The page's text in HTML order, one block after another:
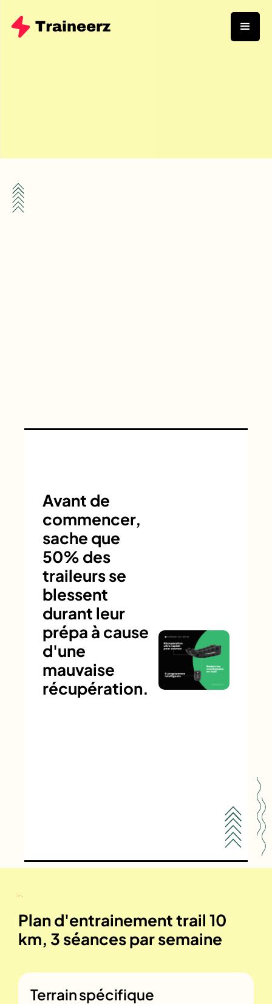
Avant de
commencer,
sache que
50% des
traileurs se
blessent
durant leur
prépa à cause
d'une
mauvaise
récupération.
Plan d'entrainement trail 10
km, 3 séances par semaine
Terrain spécifique